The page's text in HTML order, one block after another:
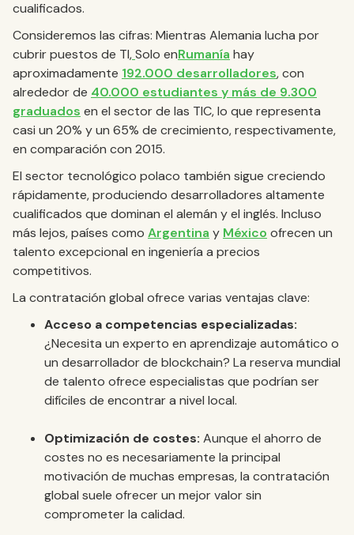
cualificados.
Consideremos las cifras: Mientras Alemania lucha por
cubrir puestos de TI,Solo enRumanía hay
aproximadamente 192.000 desarrolladores, con
alrededor de 40.000 estudiantes y más de 9.300
graduados en el sector de las TIC, lo que representa
casi un 20% y un 65% de crecimiento, respectivamente,
en comparación con 2015.
El sector tecnológico polaco también sigue creciendo
rápidamente, produciendo desarrolladores altamente
cualificados que dominan el alemán y el inglés. Incluso
más lejos, países como Argentina y México ofrecen un
talento excepcional en ingeniería a precios
competitivos.
La contratación global ofrece varias ventajas clave:
Acceso a competencias especializadas:
¿Necesita un experto en aprendizaje automático o
un desarrollador de blockchain? La reserva mundial
de talento ofrece especialistas que podrían ser
difíciles de encontrar a nivel local.
Optimización de costes: Aunque el ahorro de
costes no es necesariamente la principal
motivación de muchas empresas, la contratación
global suele ofrecer un mejor valor sin
comprometer la calidad.